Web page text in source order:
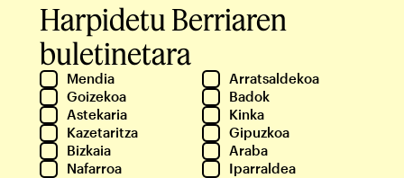
Harpidetu Berriaren
buletinetara
Mendia
Arratsaldekoa
Goizekoa
Badok
Astekaria
Kinka
Kazetaritza
Gipuzkoa
Bizkaia
Araba
Nafarroa
Iparraldea